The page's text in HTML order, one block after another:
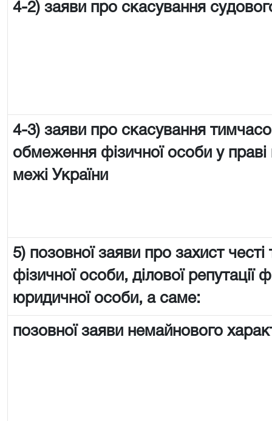
4-2) заяви про скасування
4-3) заяви про скасування
обмеження фізичної особи у праві
межі України
5) позовної заяви про захист честі
фізичної особи, ділової репутації
юридичної особи, а саме:
позовної заяви немайнового